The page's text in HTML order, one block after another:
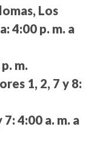
Los
4:00 p. m. a
m.
1, 2, 7 y 8:
7: 4:00 a. m. a